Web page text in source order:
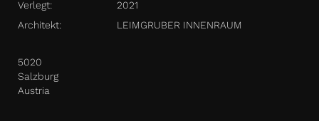
Verlegt:
2021
Architekt:
LEIMGRUBER INNENRAUM
5020
Salzburg
Austria